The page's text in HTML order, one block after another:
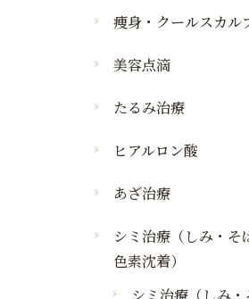
痩身・クールスカル
美容点滴
たるみ治療
ヒアルロン酸
あざ治療
シミ治療（しみ・そ
色素沈着）